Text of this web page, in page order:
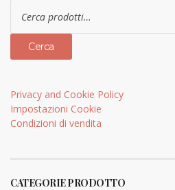
Cerca
Privacy and Cookie Policy
Impostazioni Cookie
Condizioni di vendita
CATEGORIE PRODOTTO